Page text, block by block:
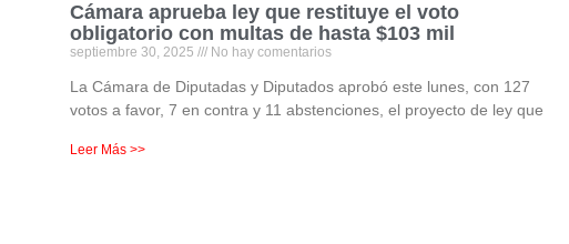
Cámara aprueba ley que restituye el voto
obligatorio con multas de hasta $103 mil
septiembre 30, 2025 No hay comentarios
La Cámara de Diputadas y Diputados aprobó este lunes, con 127
votos a favor, 7 en contra y 11 abstenciones, el proyecto de ley que
Leer Más >>